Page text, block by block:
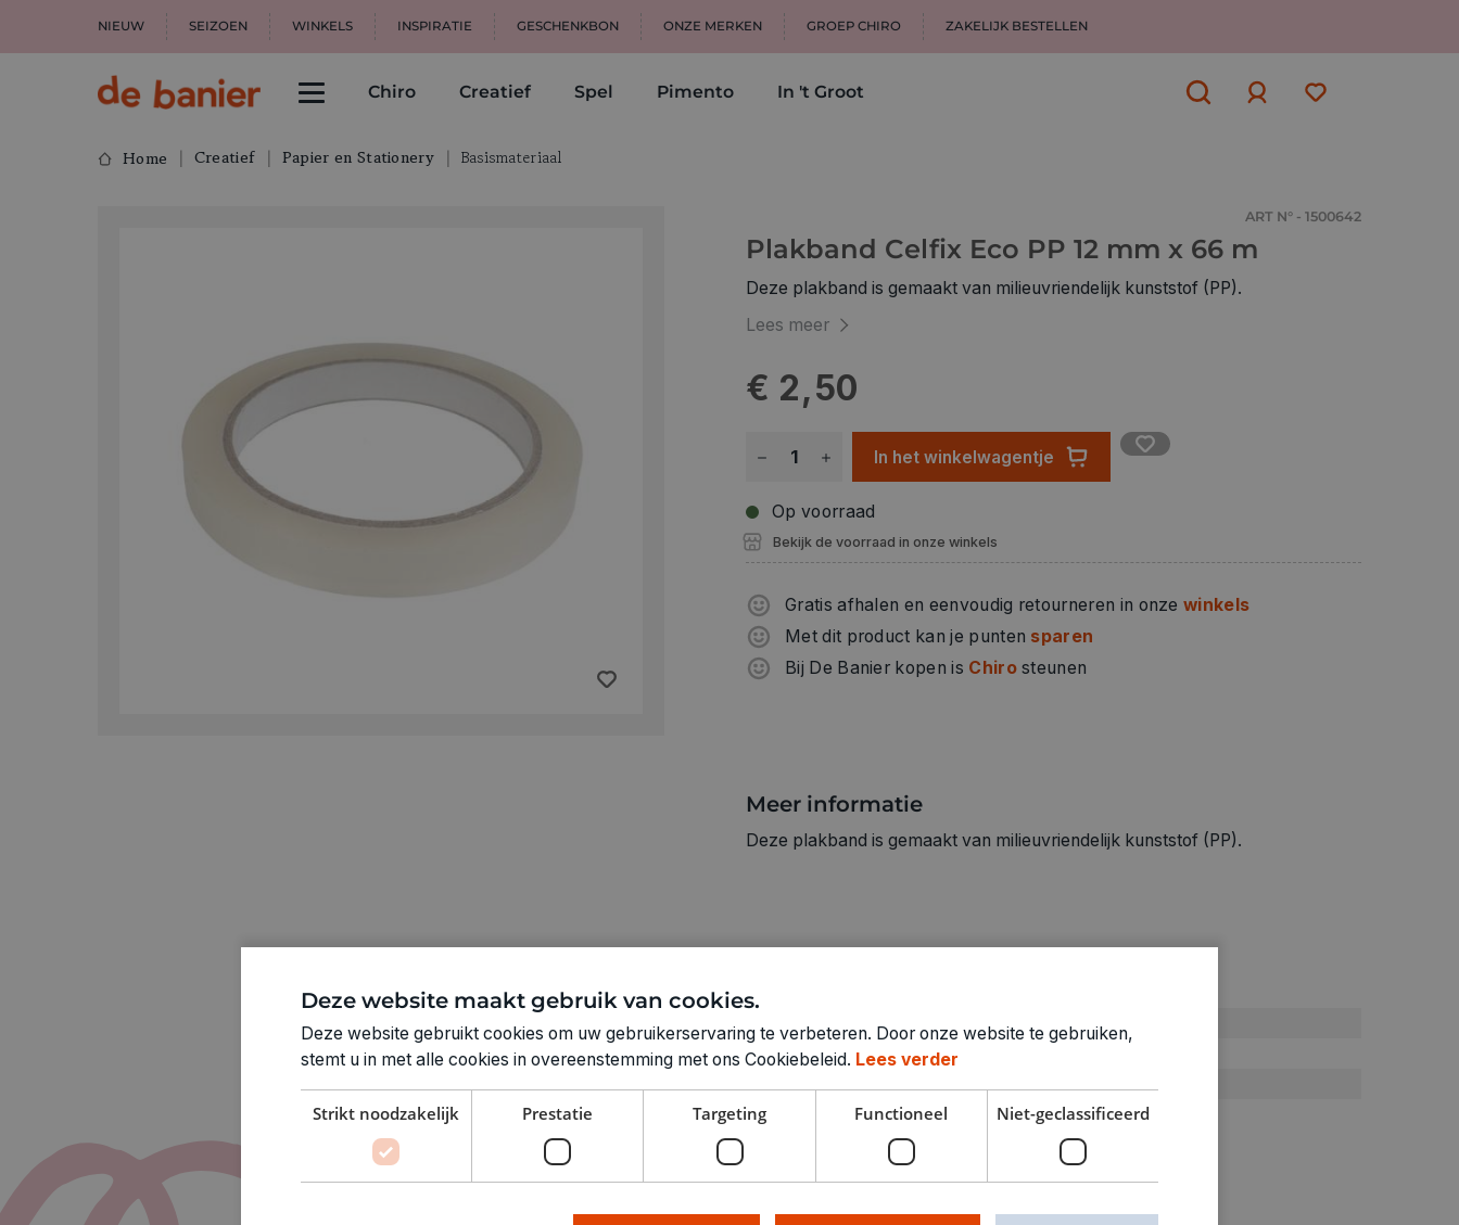
NIEUW SEIZOEN WINKELS INSPIRATIE GESCHENKBON ONZE MERKEN GROEP CHIRO ZAKELIJK BESTELLEN
Chiro Creatief Spel Pimento In 't Groot
Home Creatief Papier en Stationery Basismateriaal
ART N° - 1500642
Plakband Celfix Eco PP 12 mm x 66 m
Deze plakband is gemaakt van milieuvriendelijk kunststof (PP).
Lees meer
€ 2,50
In het winkelwagentje
Op voorraad
Bekijk de voorraad in onze winkels
Gratis afhalen en eenvoudig retourneren in onzewinkels
Met dit product kan je punten sparen
Bij De Banier kopen is Chirosteunen
Meer informatie
Deze plakband is gemaakt van milieuvriendelijk kunststof (PP).
RUBRIEK:
GEWICHT
1500642
Deze website maakt gebruik van cookies.
Deze website gebruikt cookies om uw gebruikerservaring te verbeteren. Door onze website te gebruiken,
stemt u in met alle cookies in overeenstemming met ons Cookiebeleid. Lees verder
Strikt noodzakelijk Prestatie Targeting Functioneel Niet-geclassificeerd